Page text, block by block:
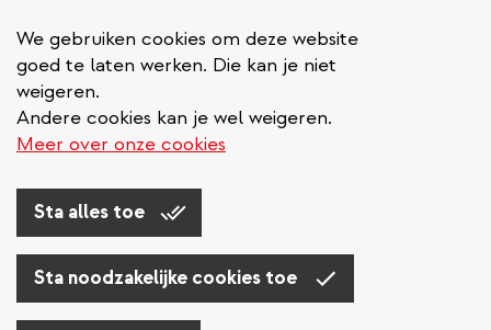
We gebruiken cookies om deze website
goed te laten werken. Die kan je niet
weigeren.
Andere cookies kan je wel weigeren.
Meer over onze cookies
Sta alles toe
Sta noodzakelijke cookies toe